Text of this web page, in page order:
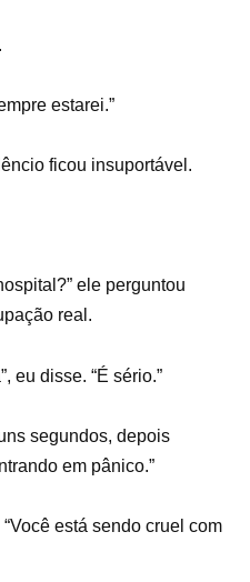
estarei.”
ficou insuportável.
ele perguntou
real.
eu disse. “É sério.”
segundos, depois
em pânico.”
está sendo cruel com